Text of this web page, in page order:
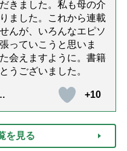
きました。私も母の介
ました。これから連載
んが、いろんなエピソ
っていこうと思いま
会えますように。書籍
うございました。
+10
を見る